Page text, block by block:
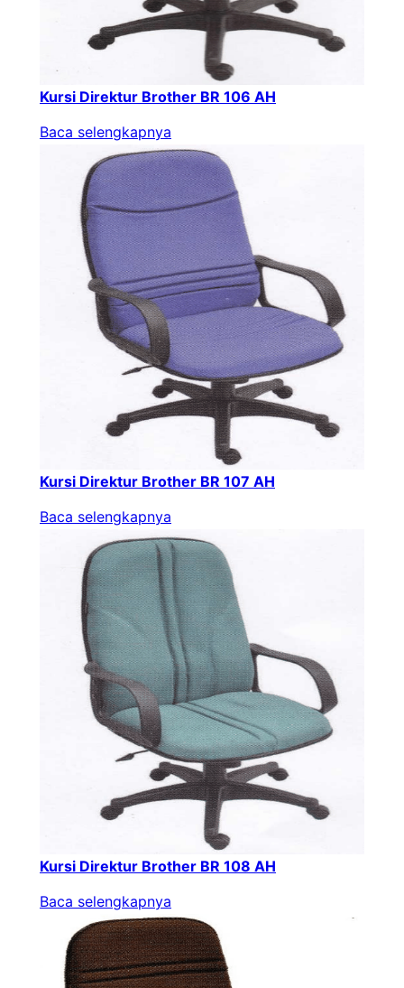
Kursi Direktur Brother BR 106 AH
Baca selengkapnya
Kursi Direktur Brother BR 107 AH
Baca selengkapnya
Kursi Direktur Brother BR 108 AH
Baca selengkapnya